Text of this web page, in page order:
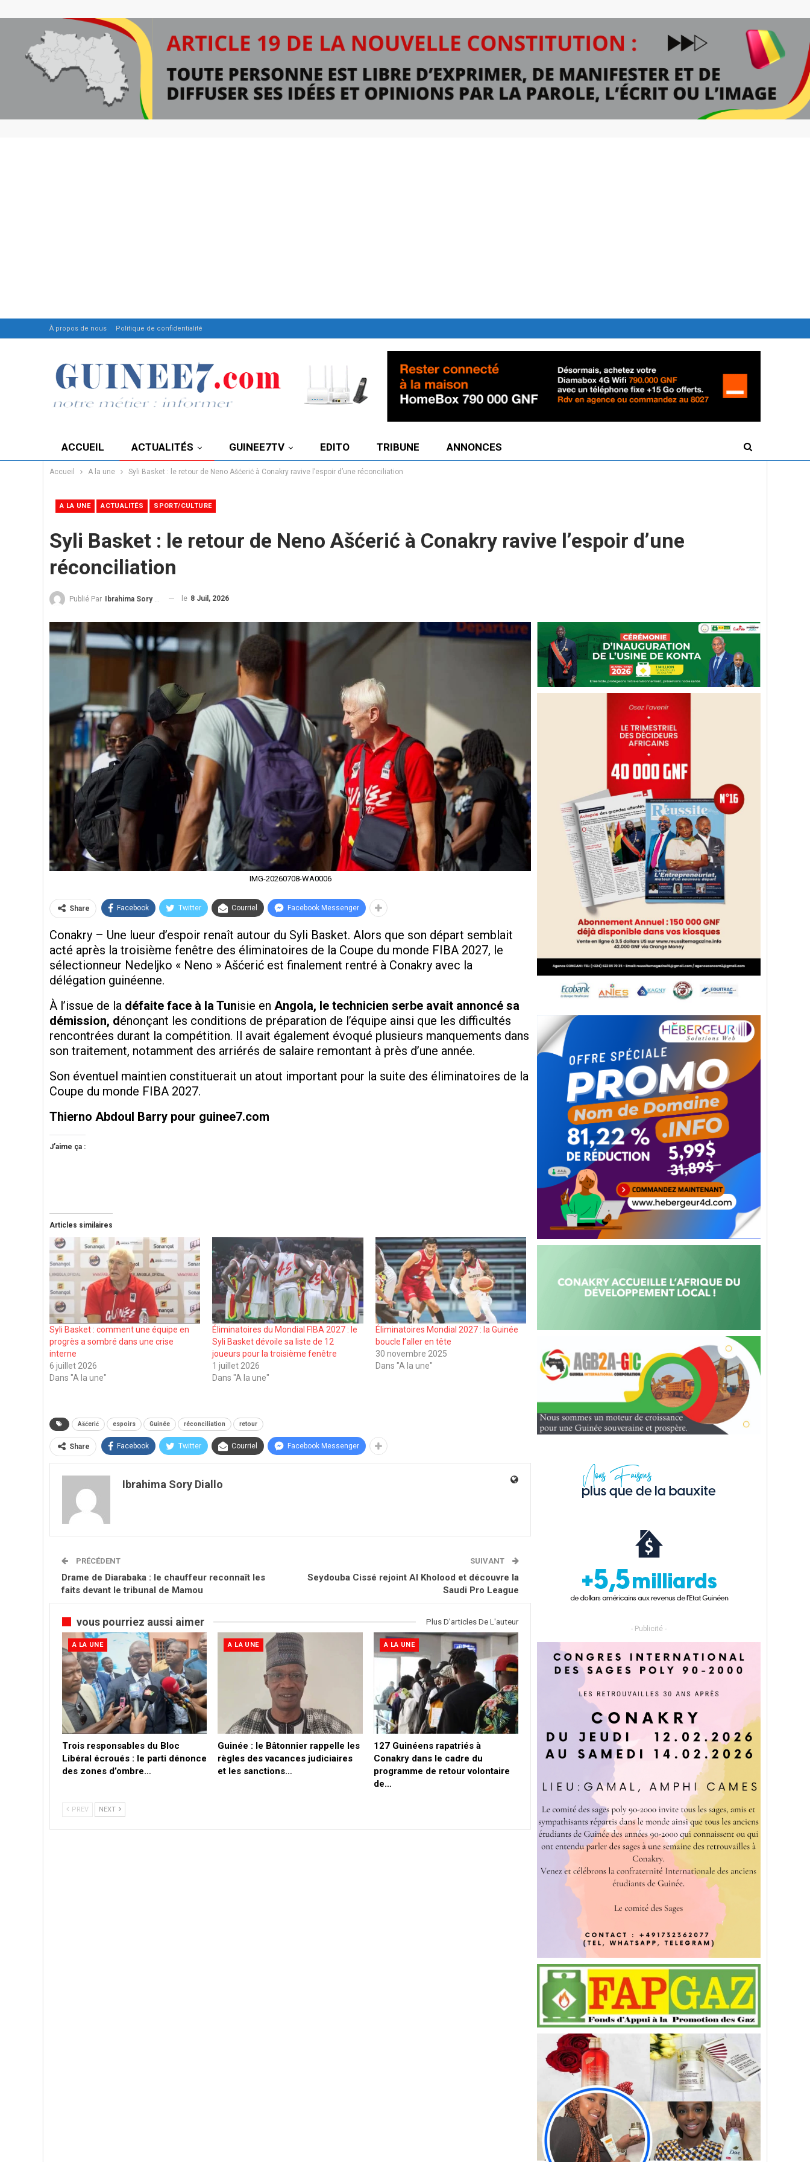
À propos de nous Politique de confidentialité
ACCUEIL ACTUALITÉS GUINEE7TV EDITO TRIBUNE ANNONCES
Accueil A la une Syli Basket : le retour de Neno Ašćerić à Conakry ravive l’espoir d’une réconciliation
A LA UNE ACTUALITÉS SPORT/CULTURE
Syli Basket : le retour de Neno Ašćerić à Conakry ravive l’espoir d’une
réconciliation
Publié Par Ibrahima Sory Diallo le 8 Juil, 2026
IMG-20260708-WA0006
Share Facebook Twitter Courriel Facebook Messenger
Conakry – Une lueur d’espoir renaît autour du Syli Basket. Alors que son départ semblait
acté après la troisième fenêtre des éliminatoires de la Coupe du monde FIBA 2027, le
sélectionneur Nedeljko « Neno » Ašćerić est finalement rentré à Conakry avec la
délégation guinéenne.
À l’issue de la défaite face à la Tunisie en Angola, le technicien serbe avait annoncé sa
démission, dénonçant les conditions de préparation de l’équipe ainsi que les difficultés
rencontrées durant la compétition. Il avait également évoqué plusieurs manquements dans
son traitement, notamment des arriérés de salaire remontant à près d’une année.
Son éventuel maintien constituerait un atout important pour la suite des éliminatoires de la
Coupe du monde FIBA 2027.
Thierno Abdoul Barry pour guinee7.com
J’aime ça :
Articles similaires
Syli Basket : comment une équipe en
progrès a sombré dans une crise
interne
6 juillet 2026
Dans "A la une"
Éliminatoires du Mondial FIBA 2027 : le
Syli Basket dévoile sa liste de 12
joueurs pour la troisième fenêtre
1 juillet 2026
Dans "A la une"
Éliminatoires Mondial 2027 : la Guinée
boucle l’aller en tête
30 novembre 2025
Dans "A la une"
Ašćerić espoirs Guinée réconciliation retour
Share Facebook Twitter Courriel Facebook Messenger
Ibrahima Sory Diallo
PRÉCÉDENT
Drame de Diarabaka : le chauffeur reconnaît les
faits devant le tribunal de Mamou
SUIVANT
Seydouba Cissé rejoint Al Kholood et découvre la
Saudi Pro League
vous pourriez aussi aimer Plus D'articles De L'auteur
A LA UNE
Trois responsables du Bloc
Libéral écroués : le parti dénonce
des zones d’ombre…
A LA UNE
Guinée : le Bâtonnier rappelle les
règles des vacances judiciaires
et les sanctions…
A LA UNE
127 Guinéens rapatriés à
Conakry dans le cadre du
programme de retour volontaire
de…
PREV NEXT
- Publicité -